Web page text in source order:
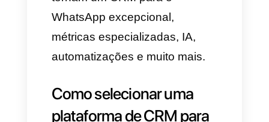
mensagens a cada cliente, as
conversas e análise de
respostas com a IA,
o envio de informação